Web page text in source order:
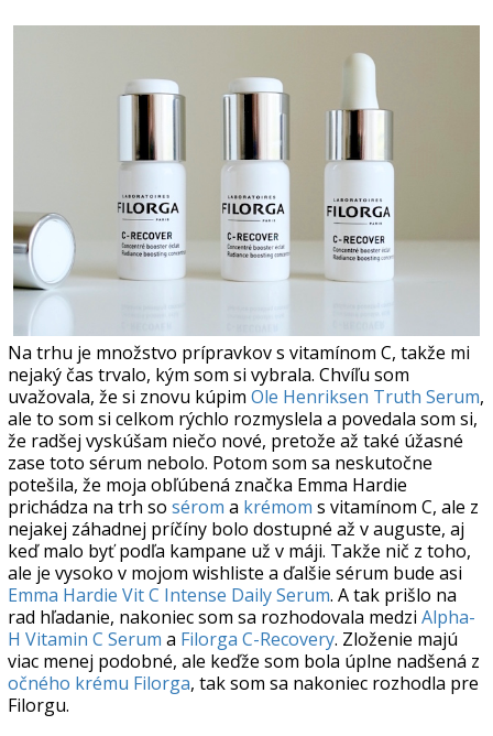
Na trhu je množstvo prípravkov s vitamínom C, takže mi
nejaký čas trvalo, kým som si vybrala. Chvíľu som
uvažovala, že si znovu kúpim Ole Henriksen Truth Serum,
ale to som si celkom rýchlo rozmyslela a povedala som si,
že radšej vyskúšam niečo nové, pretože až také úžasné
zase toto sérum nebolo. Potom som sa neskutočne
potešila, že moja obľúbená značka Emma Hardie
prichádza na trh so sérom a krémom s vitamínom C, ale z
nejakej záhadnej príčíny bolo dostupné až v auguste, aj
keď malo byť podľa kampane už v máji. Takže nič z toho,
ale je vysoko v mojom wishliste a ďalšie sérum bude asi
Emma Hardie Vit C Intense Daily Serum. A tak prišlo na
rad hľadanie, nakoniec som sa rozhodovala medzi Alpha-
H Vitamin C Serum a Filorga C-Recovery. Zloženie majú
viac menej podobné, ale keďže som bola úplne nadšená z
očného krému Filorga, tak som sa nakoniec rozhodla pre
Filorgu.